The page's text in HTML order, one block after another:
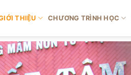
THIỆU CHƯƠNG TRÌNH HỌC